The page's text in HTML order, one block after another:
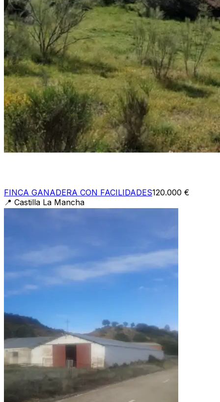
FINCA GANADERA CON FACILIDADES120.000 €
📍 Castilla La Mancha